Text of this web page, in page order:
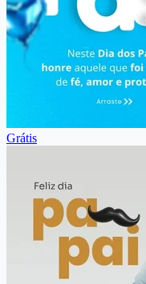
Grátis